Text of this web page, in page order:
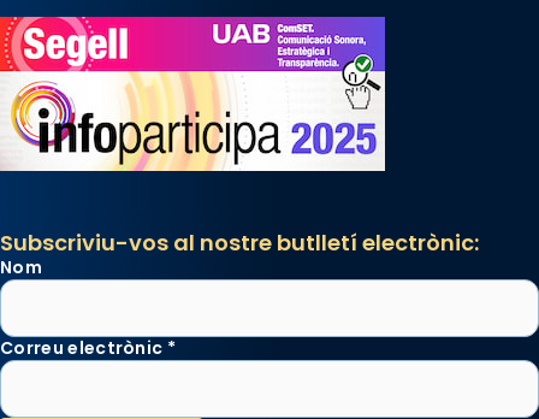
Subscriviu-vos al nostre butlletí electrònic:
Nom
Correu electrònic *